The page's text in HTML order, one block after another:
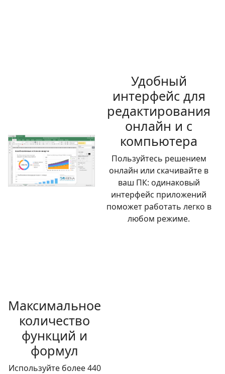
Удобный
интерфейс для
редактирования
онлайн и с
компьютера
Пользуйтесь решением
онлайн или скачивайте в
ваш ПК: одинаковый
интерфейс приложений
поможет работать легко в
любом режиме.
Максимальное
количество
функций и
формул
Используйте более 440